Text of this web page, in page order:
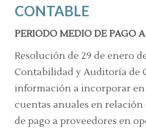
CONTABLE
PERIODO MEDIO DE PAGO
Resolución de 29 de enero
Contabilidad y Auditoría de
información a incorporar en
cuentas anuales en
de pago a proveedores en